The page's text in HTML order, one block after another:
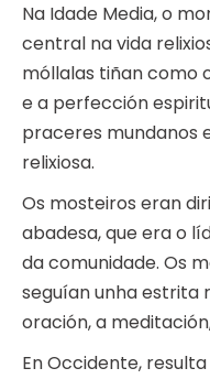
Na Idade Media, o
central na vida
móllalas tiñan como
e a perfección
praceres mundanos
relixiosa.
Os mosteiros eran
abadesa, que era o
da comunidade. Os
seguían unha estrita
oración, a
En Occidente,